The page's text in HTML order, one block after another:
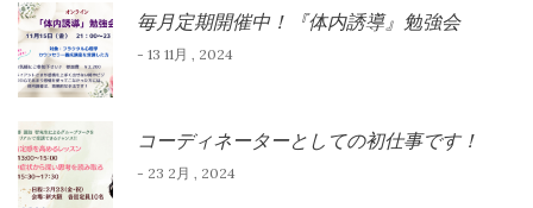
毎月定期開催中！『体内誘導』勉強会
- 13 11月 , 2024
コーディネーターとしての初仕事です！
- 23 2月 , 2024